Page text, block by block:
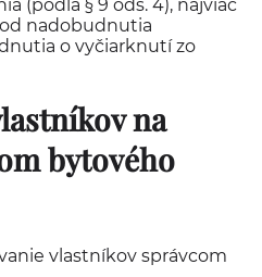
(podľa § 9 ods. 4), najviac
nadobudnutia
o vyčiarknutí zo
na
bytového
vlastníkov správcom